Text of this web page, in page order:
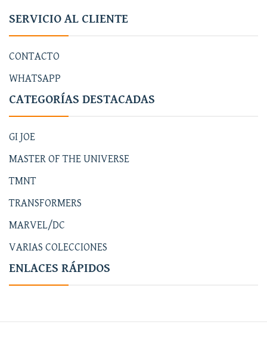
SERVICIO AL CLIENTE
CONTACTO
WHATSAPP
CATEGORÍAS DESTACADAS
GI JOE
MASTER OF THE UNIVERSE
TMNT
TRANSFORMERS
MARVEL/DC
VARIAS COLECCIONES
ENLACES RÁPIDOS